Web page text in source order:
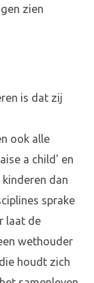
zien
is dat zij
ook alle
a child' en
dan
sprake
laat de
wethouder
houdt zich